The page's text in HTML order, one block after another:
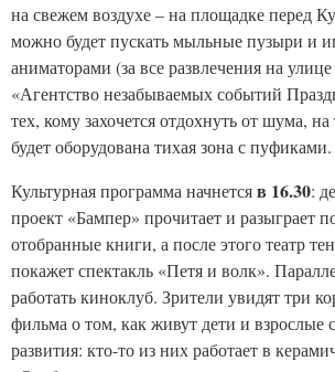
на свежем воздухе – на площадке перед
можно будет пускать мыльные пузыри и
аниматорами (за все развлечения на улице
«Агентство незабываемых событий
тех, кому захочется отдохнуть от шума,
будет оборудована тихая зона с пуфиками.
Культурная программа начнетсяв 16.30:
проект «Бампер» прочитает и разыграет
отобранные книги, а после этого театр
покажет спектакль «Петя и волк».
работать киноклуб. Зрители увидят три
фильма о том, как живут дети и взрослые
развития: кто-то из них работает в